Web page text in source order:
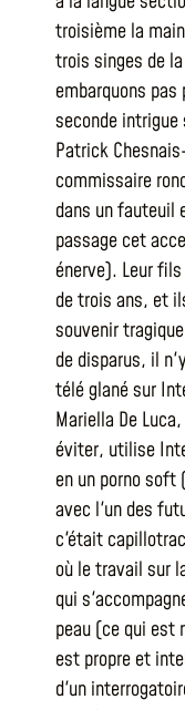
troisième la
trois singes de
embarquons
seconde
Patrick
commissaire
dans un fauteuil
passage cet
énerve). Leur
de trois ans, et
souvenir
de disparus, il
télé glané sur
Mariella De
éviter, utilise
en un porno
avec l'un des
c'était
où le travail sur
qui
peau (ce qui est
est propre et
d'un